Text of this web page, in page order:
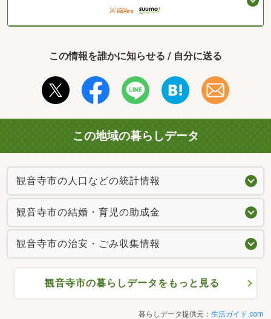
この情報を誰かに知らせる / 自分に送る
この地域の暮らしデータ
観音寺市の人口などの統計情報
観音寺市の結婚・育児の助成金
観音寺市の治安・ごみ収集情報
観音寺市の暮らしデータをもっと見る
暮らしデータ提供元： 生活ガイド.com